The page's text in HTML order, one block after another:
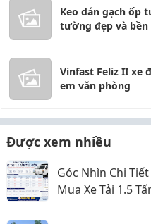
Keo dán gạch ốp
tường đẹp và
Vinfast Feliz II xe
em văn phòng
Được xem nhiều
Góc Nhìn Chi
Mua Xe Tải 1.5